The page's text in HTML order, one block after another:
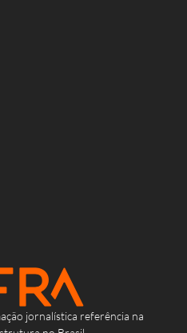
jornalística referência na